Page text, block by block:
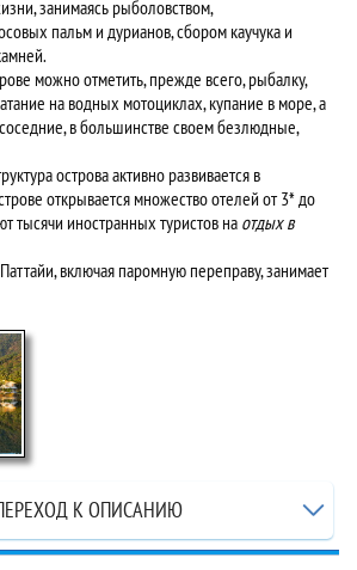
занимаясь рыболовством,
пальм и дурианов, сбором каучука и
можно отметить, прежде всего, рыбалку,
на водных мотоциклах, купание в море, а
в большинстве своем безлюдные,
острова активно развивается в
открывается множество отелей от 3* до
тысячи иностранных туристов на отдых в
включая паромную переправу, занимает
К ОПИСАНИЮ